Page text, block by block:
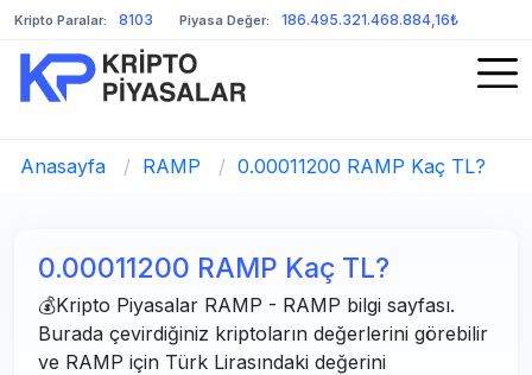
Kripto Paralar: 8103 Piyasa Değer: 186.495.321.468.884,16₺
Anasayfa / RAMP / 0.00011200 RAMP Kaç TL?
0.00011200 RAMP Kaç TL?
💰Kripto Piyasalar RAMP - RAMP bilgi sayfası.
Burada çevirdiğiniz kriptoların değerlerini görebilir
ve RAMP için Türk Lirasındaki değerini